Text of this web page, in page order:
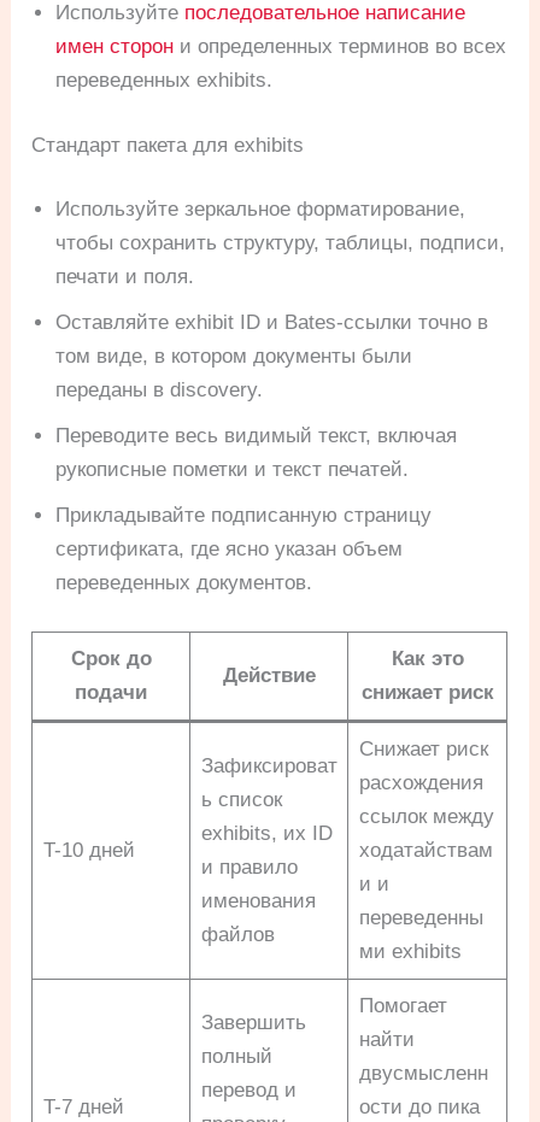
Используйте последовательное написание
имен сторон и определенных терминов во всех
переведенных exhibits.
Стандарт пакета для exhibits
Используйте зеркальное форматирование,
чтобы сохранить структуру, таблицы, подписи,
печати и поля.
Оставляйте exhibit ID и Bates-ссылки точно в
том виде, в котором документы были
переданы в discovery.
Переводите весь видимый текст, включая
рукописные пометки и текст печатей.
Прикладывайте подписанную страницу
сертификата, где ясно указан объем
переведенных документов.
Срок до
подачи
Действие
Как это
снижает риск
T-10 дней
Зафиксироват
ь список
exhibits, их ID
и правило
именования
файлов
Снижает риск
расхождения
ссылок между
ходатайствам
и и
переведенны
ми exhibits
T-7 дней
Завершить
полный
перевод и
Помогает
найти
двусмысленн
ости до пика